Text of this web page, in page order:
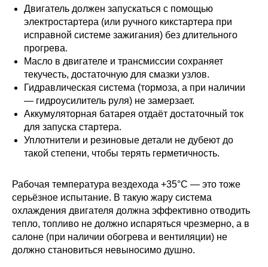
Двигатель должен запускаться с помощью
электростартера (или ручного кикстартера при
исправной системе зажигания) без длительного
прогрева.
Масло в двигателе и трансмиссии сохраняет
текучесть, достаточную для смазки узлов.
Гидравлическая система (тормоза, а при наличии
— гидроусилитель руля) не замерзает.
Аккумуляторная батарея отдаёт достаточный ток
для запуска стартера.
Уплотнители и резиновые детали не дубеют до
такой степени, чтобы терять герметичность.
Рабочая температура вездехода +35°C — это тоже
серьёзное испытание. В такую жару система
охлаждения двигателя должна эффективно отводить
тепло, топливо не должно испаряться чрезмерно, а в
салоне (при наличии обогрева и вентиляции) не
должно становиться невыносимо душно.